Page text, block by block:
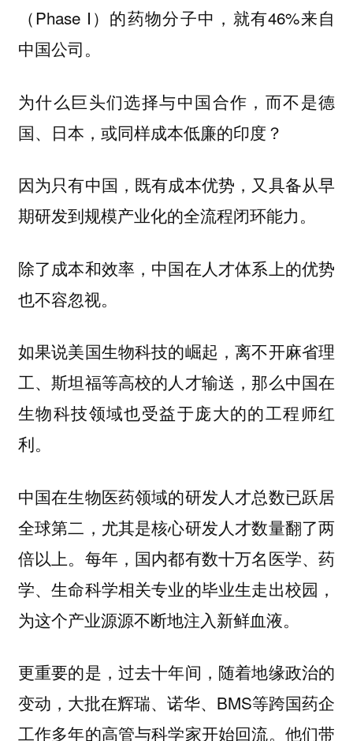
（Phase I）的药物分子中，就有46%来自
中国公司。
为什么巨头们选择与中国合作，而不是德
国、日本，或同样成本低廉的印度？
因为只有中国，既有成本优势，又具备从早
期研发到规模产业化的全流程闭环能力。
除了成本和效率，中国在人才体系上的优势
也不容忽视。
如果说美国生物科技的崛起，离不开麻省理
工、斯坦福等高校的人才输送，那么中国在
生物科技领域也受益于庞大的的工程师红
利。
中国在生物医药领域的研发人才总数已跃居
全球第二，尤其是核心研发人才数量翻了两
倍以上。每年，国内都有数十万名医学、药
学、生命科学相关专业的毕业生走出校园，
为这个产业源源不断地注入新鲜血液。
更重要的是，过去十年间，随着地缘政治的
变动，大批在辉瑞、诺华、BMS等跨国药企
工作多年的高管与科学家开始回流。他们带